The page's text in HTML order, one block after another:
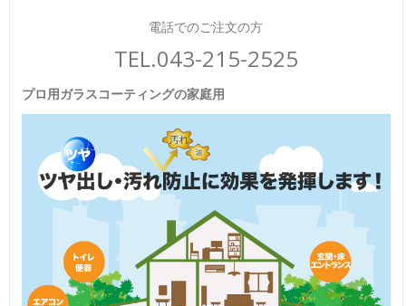
電話でのご注文の方
TEL.043-215-2525
プロ用ガラスコーティングの家庭用